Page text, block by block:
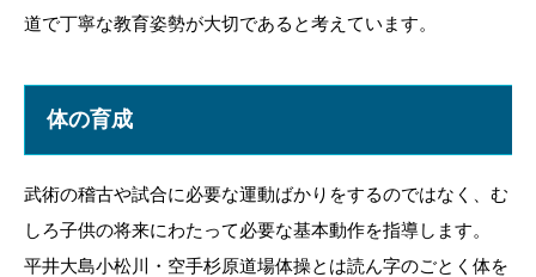
道で丁寧な教育姿勢が大切であると考えています。
体の育成
武術の稽古や試合に必要な運動ばかりをするのではなく、む
しろ子供の将来にわたって必要な基本動作を指導します。
平井大島小松川・空手杉原道場体操とは読ん字のごとく体を